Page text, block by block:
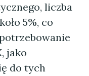
liczba
5%, co
jako
do tych